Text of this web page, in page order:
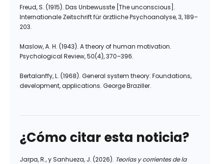
Freud, S. (1915). Das Unbewusste [The unconscious].
Internationale Zeitschrift für ärztliche Psychoanalyse, 3, 189–
203.
Maslow, A. H. (1943). A theory of human motivation.
Psychological Review, 50(4), 370–396.
Bertalanffy, L. (1968). General system theory: Foundations,
development, applications. George Braziller.
¿Cómo citar esta noticia?
Jarpa, R., y Sanhueza, J. (2026). Teorías y corrientes de la